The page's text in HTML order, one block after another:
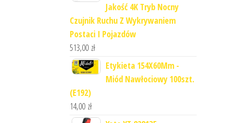
Jakość 4K Tryb Nocny
Czujnik Ruchu Z Wykrywaniem
Postaci I Pojazdów
513,00 zł
Etykieta 154X60Mm -
Miód Nawłociowy 100szt.
(E192)
14,00 zł